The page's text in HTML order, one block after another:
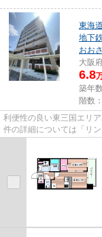
東海
地下
おお
大阪
6.8
築年
階数
利便性の良い東三国エリ
件の詳細については「リ